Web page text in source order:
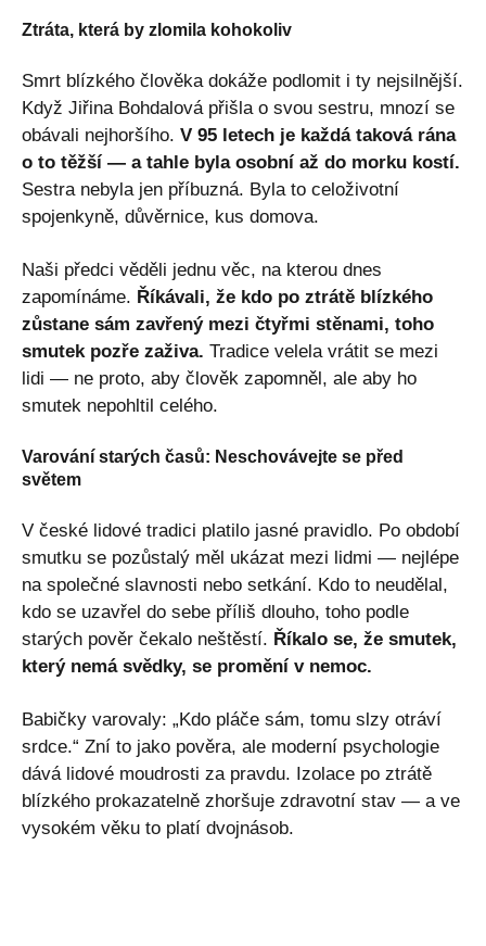
Ztráta, která by zlomila kohokoliv
Smrt blízkého člověka dokáže podlomit i ty nejsilnější.
Když Jiřina Bohdalová přišla o svou sestru, mnozí se
obávali nejhoršího. V 95 letech je každá taková rána
o to těžší — a tahle byla osobní až do morku kostí.
Sestra nebyla jen příbuzná. Byla to celoživotní
spojenkyně, důvěrnice, kus domova.
Naši předci věděli jednu věc, na kterou dnes
zapomínáme. Říkávali, že kdo po ztrátě blízkého
zůstane sám zavřený mezi čtyřmi stěnami, toho
smutek pozře zaživa. Tradice velela vrátit se mezi
lidi — ne proto, aby člověk zapomněl, ale aby ho
smutek nepohltil celého.
Varování starých časů: Neschovávejte se před
světem
V české lidové tradici platilo jasné pravidlo. Po období
smutku se pozůstalý měl ukázat mezi lidmi — nejlépe
na společné slavnosti nebo setkání. Kdo to neudělal,
kdo se uzavřel do sebe příliš dlouho, toho podle
starých pověr čekalo neštěstí. Říkalo se, že smutek,
který nemá svědky, se promění v nemoc.
Babičky varovaly: „Kdo pláče sám, tomu slzy otráví
srdce.“ Zní to jako pověra, ale moderní psychologie
dává lidové moudrosti za pravdu. Izolace po ztrátě
blízkého prokazatelně zhoršuje zdravotní stav — a ve
vysokém věku to platí dvojnásob.